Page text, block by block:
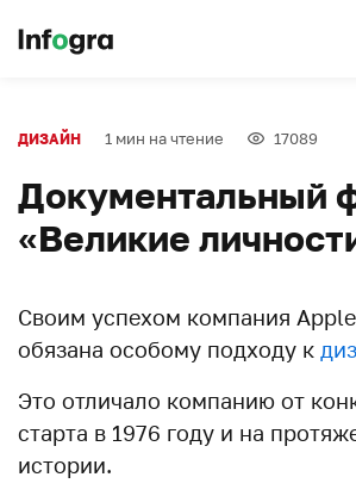
ДИЗАЙН 1 мин на чтение 17089
Документальный
«Великие
Своим успехом компания
обязана особому подходу к
Это отличало компанию от
старта в 1976 году и на
истории.